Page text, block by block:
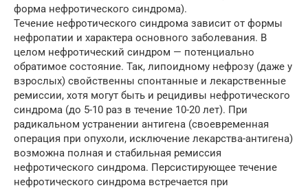
форма нефротического синдрома).
Течение нефротического синдрома зависит от формы
нефропатии и характера основного заболевания. В
целом нефротический синдром — потенциально
обратимое состояние. Так, липоидному нефрозу (даже у
взрослых) свойственны спонтанные и лекарственные
ремиссии, хотя могут быть и рецидивы нефротического
синдрома (до 5-10 раз в течение 10-20 лет). При
радикальном устранении антигена (своевременная
операция при опухоли, исключение лекарства-антигена)
возможна полная и стабильная ремиссия
нефротического синдрома. Персистирующее течение
нефротического синдрома встречается при